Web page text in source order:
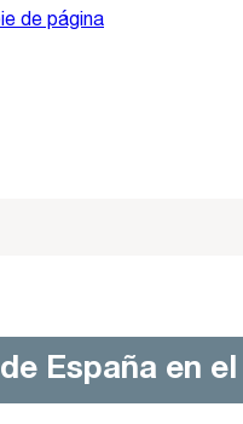
de página
España en